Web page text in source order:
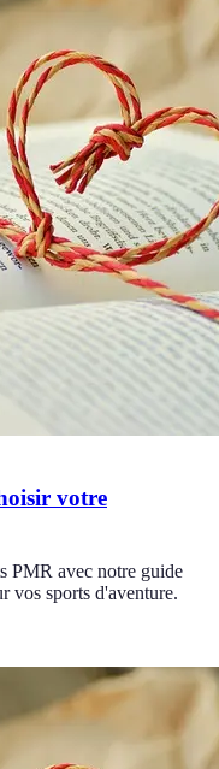
votre
PMR avec notre guide
vos sports d'aventure.